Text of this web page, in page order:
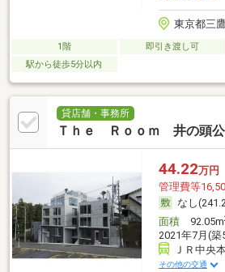
東京都三
1階 即引き渡し可
駅から徒歩5分以内
貸店舗・事務所
Ｔｈｅ Ｒｏｏｍ 井の頭公
44.22万円
管理費等
なし
面積92.05m
2021年7月(築
ＪＲ中央
その他の交通